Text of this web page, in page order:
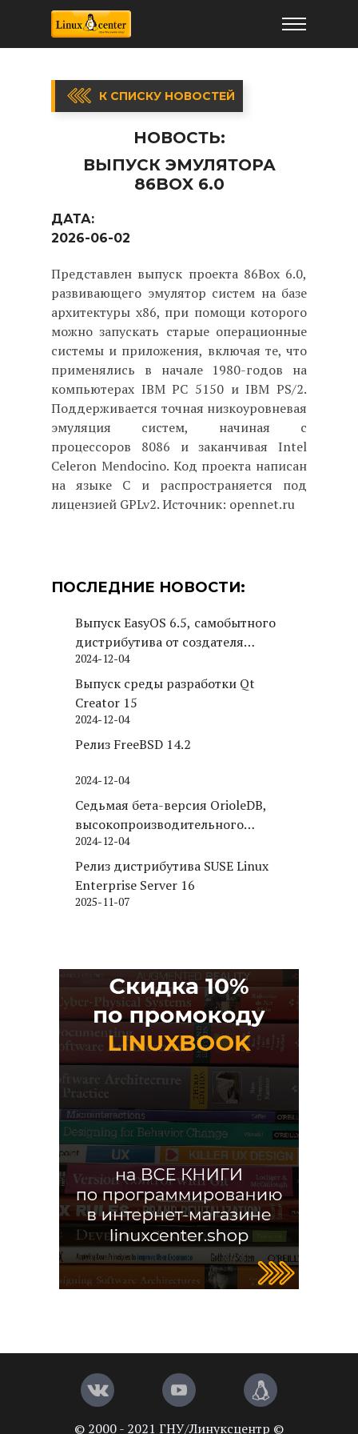
К СПИСКУ НОВОСТЕЙ
НОВОСТЬ:
ВЫПУСК ЭМУЛЯТОРА
86BOX 6.0
ДАТА:
2026-06-02
Представлен выпуск проекта 86Box 6.0,
развивающего эмулятор систем на базе
архитектуры x86, при помощи которого
можно запускать старые операционные
системы и приложения, включая те, что
применялись в начале 1980-годов на
компьютерах IBM PC 5150 и IBM PS/2.
Поддерживается точная низкоуровневая
эмуляция систем, начиная с
процессоров 8086 и заканчивая Intel
Сeleron Mendocino. Код проекта написан
на языке C и распространяется под
лицензией GPLv2. Источник: opennet.ru
ПОСЛЕДНИЕ НОВОСТИ:
Выпуск EasyOS 6.5, самобытного
дистрибутива от создателя
Puppy Linux
2024-12-04
Выпуск среды разработки Qt
Creator 15
2024-12-04
Релиз FreeBSD 14.2
2024-12-04
Седьмая бета-версия OrioleDB,
высокопроизводительного
движка хранения для PostgreSQL
2024-12-04
Релиз дистрибутива SUSE Linux
Enterprise Server 16
2025-11-07
© 2000 - 2021 ГНУ/Линуксцентр ©